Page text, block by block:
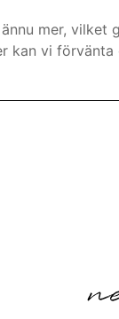
mer,
vi